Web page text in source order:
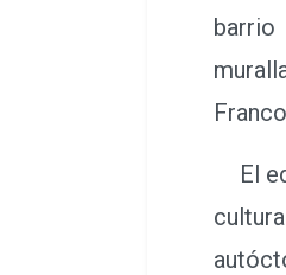
barrio
El